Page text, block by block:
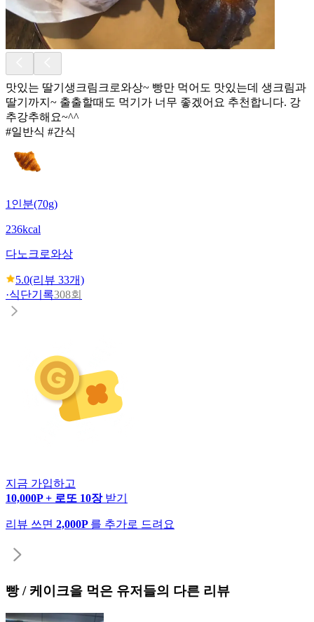
맛있는 딸기생크림크로와상~ 빵만 먹어도 맛있는데 생크림과
딸기까지~ 출출할때도 먹기가 너무 좋겠어요 추천합니다. 강
추강추해요~^^
#일반식 #간식
1인분(70g)
236kcal
다노 크로와상
5.0(리뷰 33개)
·식단기록308회
지금 가입하고
10,000P + 로또 10장 받기
리뷰 쓰면 2,000P 를 추가로 드려요
빵 / 케이크을 먹은 유저들의 다른 리뷰